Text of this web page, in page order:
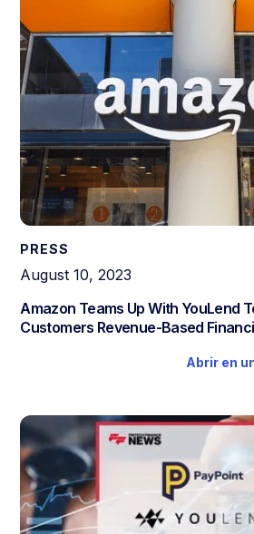
PRESS
August 10, 2023
Amazon Teams Up With YouLend
Customers Revenue-Based
Abrir en